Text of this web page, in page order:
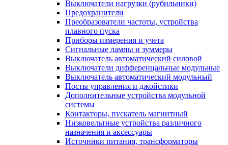
Выключатели нагрузки (рубильники)
Предохранители
Преобразователи частоты, устройства
плавного пуска
Приборы измерения и учета
Сигнальные лампы и зуммеры
Выключатель автоматический силовой
Выключатели дифференцальные модульные
Выключатель автоматический модульный
Посты управления и джойстики
Дополнительные устройства модульной
системы
Контакторы, пускатель магнитный
Низковольтные устройства различного
назначения и аксессуары
Источники питания, трансформаторы